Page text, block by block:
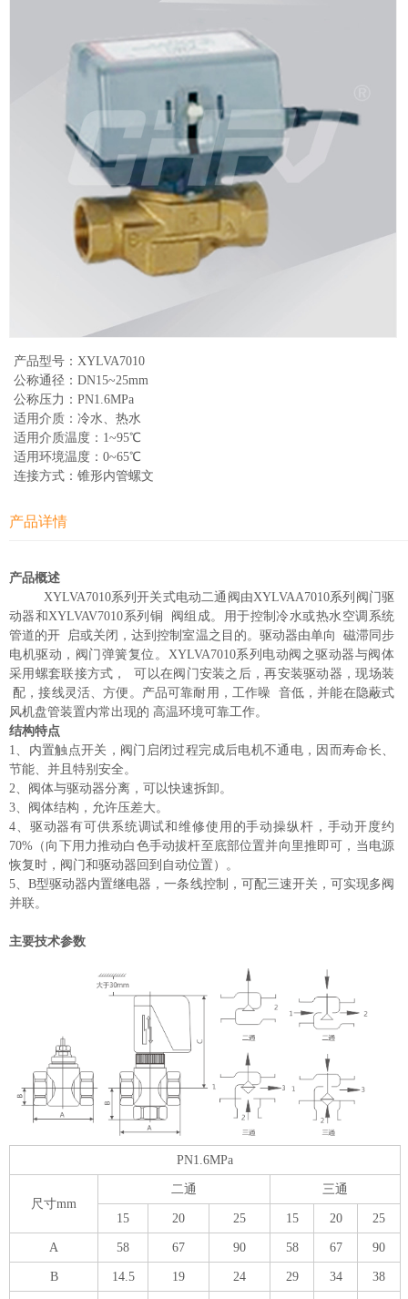
产品型号：XYLVA7010
公称通径：DN15~25mm
公称压力：PN1.6MPa
适用介质：冷水、热水
适用介质温度：1~95℃
适用环境温度：0~65℃
连接方式：锥形内管螺文
产品详情
产品概述
XYLVA7010系列开关式电动二通阀由XYLVAA7010系列阀门驱
动器和XYLVAV7010系列铜 阀组成。用于控制冷水或热水空调系统
管道的开 启或关闭，达到控制室温之目的。驱动器由单向 磁滞同步
电机驱动，阀门弹簧复位。XYLVA7010系列电动阀之驱动器与阀体
采用螺套联接方式， 可以在阀门安装之后，再安装驱动器，现场装
配，接线灵活、方便。产品可靠耐用，工作噪 音低，并能在隐蔽式
风机盘管装置内常出现的 高温环境可靠工作。
结构特点
1、内置触点开关，阀门启闭过程完成后电机不通电，因而寿命长、
节能、并且特别安全。
2、阀体与驱动器分离，可以快速拆卸。
3、阀体结构，允许压差大。
4、驱动器有可供系统调试和维修使用的手动操纵杆，手动开度约
70%（向下用力推动白色手动拔杆至底部位置并向里推即可，当电源
恢复时，阀门和驱动器回到自动位置）。
5、B型驱动器内置继电器，一条线控制，可配三速开关，可实现多阀
并联。
主要技术参数
PN1.6MPa
尺寸mm
二通 三通
15 20 25 15 20 25
A 58 67 90 58 67 90
B 14.5 19 24 29 34 38